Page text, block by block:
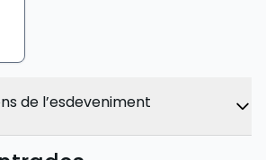
de l’esdeveniment